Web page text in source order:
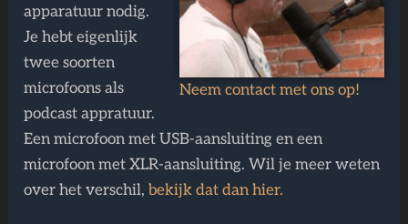
Neem contact met ons op!
apparatuur nodig.
Je hebt eigenlijk
twee soorten
microfoons als
podcast appratuur.
Een microfoon met USB-aansluiting en een
microfoon met XLR-aansluiting. Wil je meer weten
over het verschil,bekijk dat dan hier.